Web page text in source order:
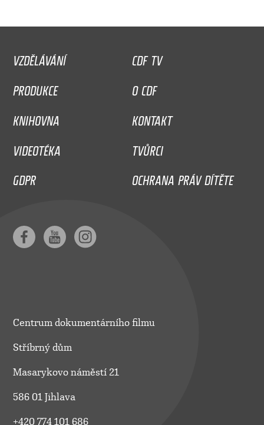
VZDĚLÁVÁNÍ
CDF TV
PRODUKCE
O CDF
KNIHOVNA
KONTAKT
VIDEOTÉKA
TVŮRCI
GDPR
OCHRANA PRÁV DÍTĚTE
Centrum dokumentárního filmu
Stříbrný dům
Masarykovo náměstí 21
586 01 Jihlava
+420 774 101 686